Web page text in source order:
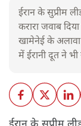
ईरान के सुप्रीम
करारा जवाब
खामेनेई के
में ईरानी दूत ने